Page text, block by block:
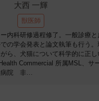
大西 一輝
獣医師
内科研修過程修了。一般診療と
の学会発表と論文執筆も行う。
ら、犬猫について科学的に正し
Commercial 所属MSL、サ
病院 非…